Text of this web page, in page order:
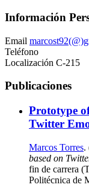
Información
Email
Teléfono
Localización C-215
Publicaciones
Prototype
Twitter
Marcos Torres.
based on
fin de carrera
Politécnica de